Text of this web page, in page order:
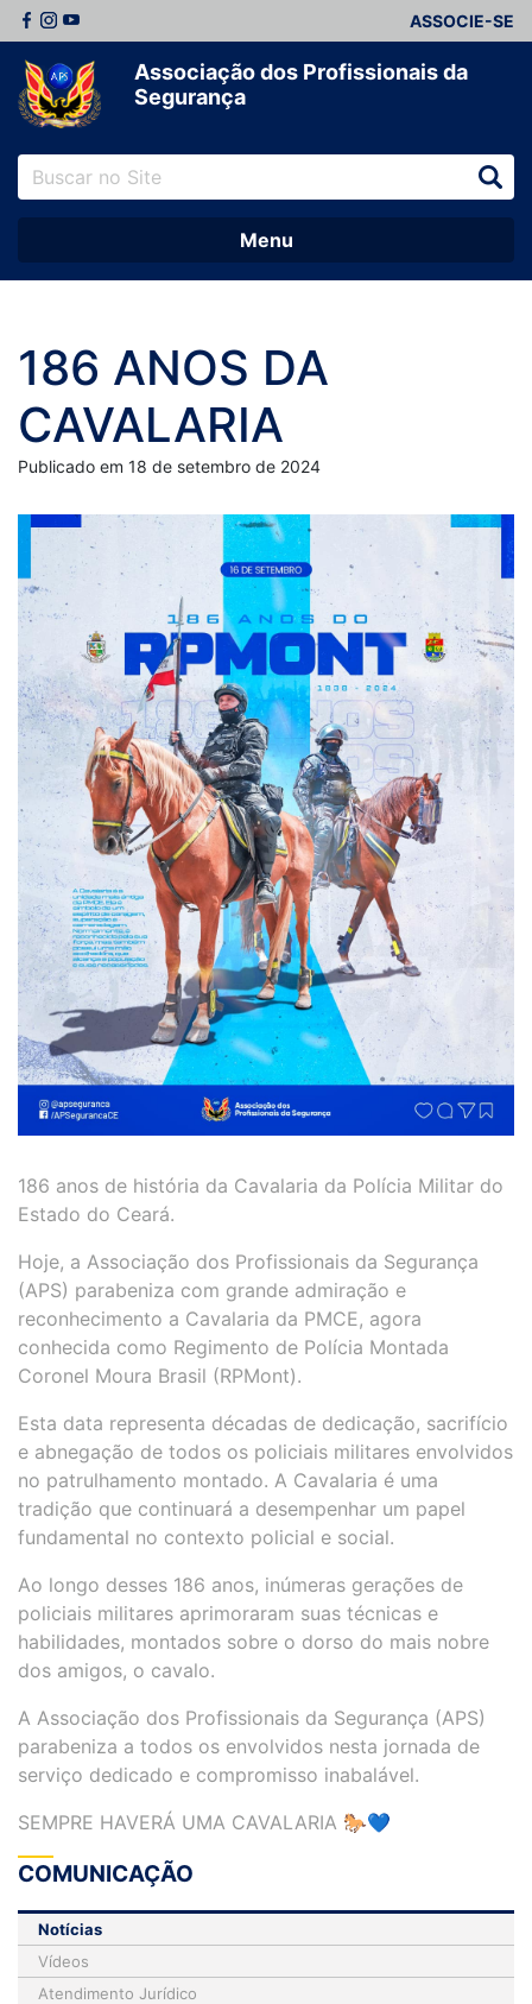
ASSOCIE-SE
Associação dos Profissionais da
Segurança
Menu
186 ANOS DA
CAVALARIA
Publicado em 18 de setembro de 2024
186 anos de história da Cavalaria da Polícia Militar do
Estado do Ceará.
Hoje, a Associação dos Profissionais da Segurança
(APS) parabeniza com grande admiração e
reconhecimento a Cavalaria da PMCE, agora
conhecida como Regimento de Polícia Montada
Coronel Moura Brasil (RPMont).
Esta data representa décadas de dedicação, sacrifício
e abnegação de todos os policiais militares envolvidos
no patrulhamento montado. A Cavalaria é uma
tradição que continuará a desempenhar um papel
fundamental no contexto policial e social.
Ao longo desses 186 anos, inúmeras gerações de
policiais militares aprimoraram suas técnicas e
habilidades, montados sobre o dorso do mais nobre
dos amigos, o cavalo.
A Associação dos Profissionais da Segurança (APS)
parabeniza a todos os envolvidos nesta jornada de
serviço dedicado e compromisso inabalável.
SEMPRE HAVERÁ UMA CAVALARIA 🐎💙
COMUNICAÇÃO
Notícias
Vídeos
Atendimento Jurídico